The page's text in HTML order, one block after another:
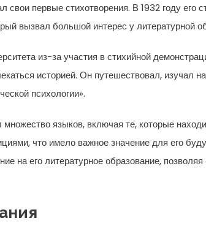
свои первые стихотворения. В 1932 году его
вызвал большой интерес у литературной
из-за участия в стихийной
историей. Он путешествовал, изучал
психологии».
языков, включая те, которые
что имело важное значение для его
на его литературное образование,